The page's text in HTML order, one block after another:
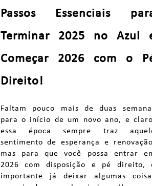
Passos Essenciais
Terminar 2025 no Azul
Começar 2026 com o
Direito!
Faltam pouco mais de duas
para o início de um novo ano, e
essa época sempre traz
sentimento de esperança e
mas para que você possa entrar
2026 com disposição e pé direito,
importante já deixar algumas